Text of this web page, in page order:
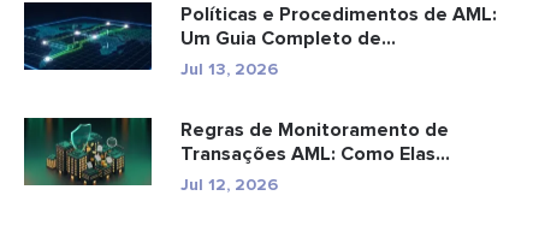
Políticas e Procedimentos de AML:
Um Guia Completo de
Conformidade
Jul 13, 2026
Regras de Monitoramento de
Transações AML: Como Elas
Detectam Cr...
Jul 12, 2026